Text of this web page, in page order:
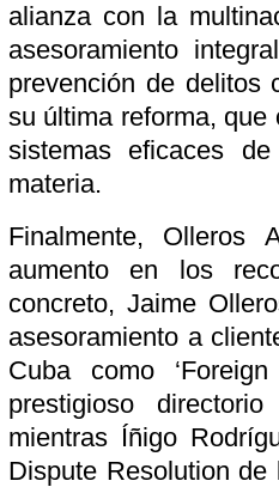
alianza con la
asesoramiento
prevención de delitos
su última reforma,
sistemas eficaces
materia.
Finalmente, Olleros
aumento en los
concreto, Jaime
asesoramiento a
Cuba como
prestigioso
mientras Íñigo
Dispute Resolution